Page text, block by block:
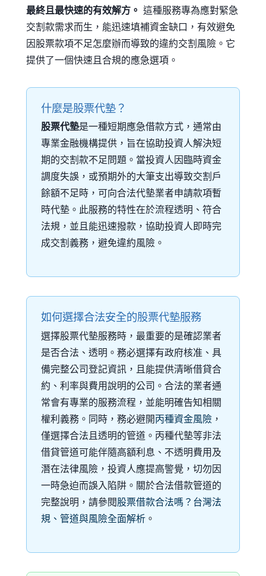
最終且最快速的有效解方。 這種服務專為應對緊急
交割款需求而生，能迅速填補資金缺口，有效避免
因股票款項不足怎麼辦而導致的違約交割風險。它
提供了一個快速且合規的應急選項。
什麼是股票代墊？
股票代墊是一種短期應急借款方式，通常由
專業金融機構提供，旨在協助投資人解決短
期的交割款不足問題。當投資人因臨時資金
調度失誤，或預期外的大筆支出導致交割戶
餘額不足時，可向合法代墊業者申請款項暫
時代墊。此服務的特性在於流程透明、符合
法規，並且能迅速撥款，協助投資人即時完
成交割義務，避免違約風險。
如何選擇合法安全的股票代墊服務
選擇股票代墊服務時，最重要的是確認業者
是否合法、透明。務必選擇有政府核准、具
備完整公司登記資訊，且能提供清晰借貸合
約、利率與費用說明的公司。合法的業者通
常會有專業的服務流程，並能明確告知相關
權利義務。同時，務必避開丙種資金風險 ，
僅選擇合法且透明的管道。丙種代墊等非法
借貸管道可能伴隨高額利息、不透明費用及
潛在法律風險，投資人應提高警覺，切勿因
一時急迫而誤入陷阱。關於合法借款管道的
完整說明，請參閱股票借款合法嗎？台灣法
規、管道與風險全面解析 。